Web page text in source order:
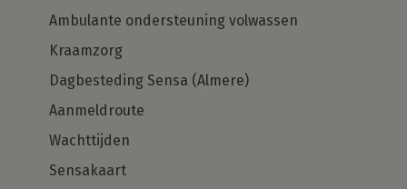
Ambulante ondersteuning volwassen
Kraamzorg
Dagbesteding Sensa (Almere)
Aanmeldroute
Wachttijden
Sensakaart